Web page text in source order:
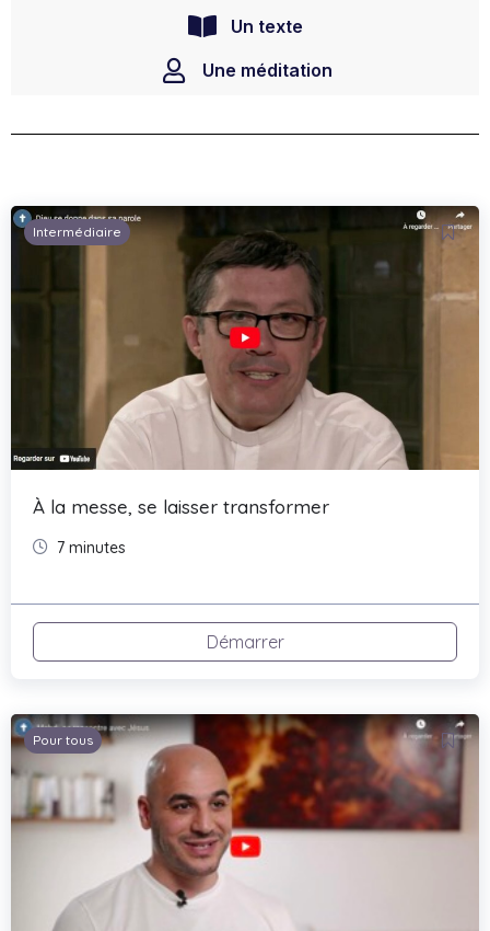
Un texte
Une méditation
Intermédiaire
À la messe, se laisser transformer
7 minutes
Démarrer
Pour tous